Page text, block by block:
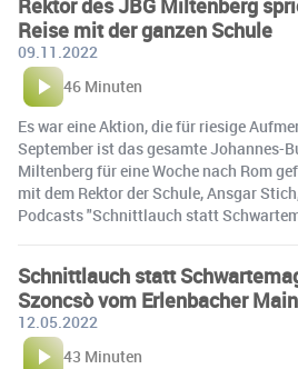
Rektor des JBG Miltenberg
Reise mit der ganzen Schule
09.11.2022
46 Minuten
Es war eine Aktion, die für riesige
September ist das gesamte Johannes-
Miltenberg für eine Woche nach Rom
mit dem Rektor der Schule, Ansgar
Podcasts "Schnittlauch statt
Schnittlauch statt
Szoncsò vom Erlenbacher
12.05.2022
43 Minuten